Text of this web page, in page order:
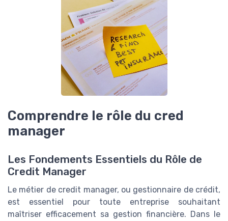
Comprendre le rôle du cred
manager
Les Fondements Essentiels du Rôle de
Credit Manager
Le métier de credit manager, ou gestionnaire de crédit,
est essentiel pour toute entreprise souhaitant
maîtriser efficacement sa gestion financière. Dans le